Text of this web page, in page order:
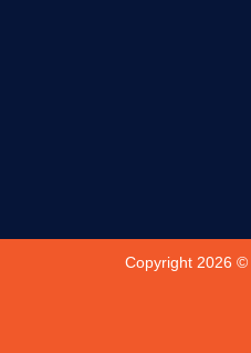
Copyright 2026 ©